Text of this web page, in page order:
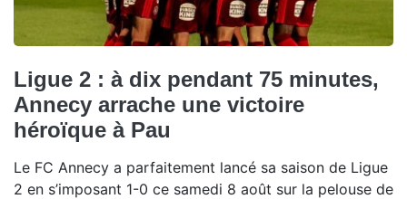
Ligue 2 : à dix pendant 75 minutes,
Annecy arrache une victoire
héroïque à Pau
Le FC Annecy a parfaitement lancé sa saison de Ligue
2 en s’imposant 1-0 ce samedi 8 août sur la pelouse de